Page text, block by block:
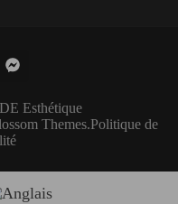
Esthétique
Themes.Politique de